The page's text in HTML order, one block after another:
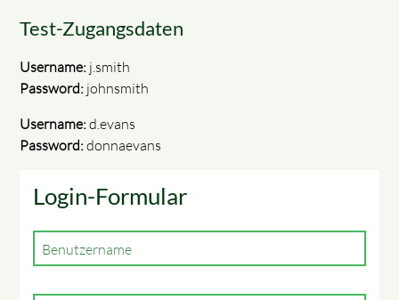
Test-Zugangsdaten
Username: j.smith
Password: johnsmith
Username:d.evans
Password:donnaevans
Login-Formular
Benutzername